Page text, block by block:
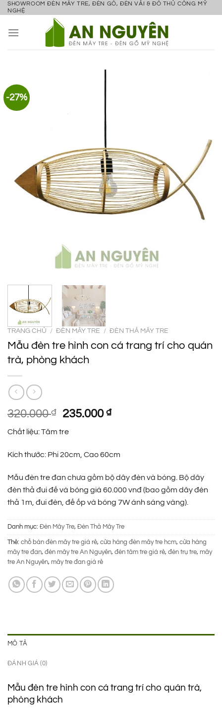
Bỏ
nội
SHOWROOM ĐÈN MÂY TRE, ĐÈN GỖ, ĐÈN VẢI & ĐỒ THỦ CÔNG MỸ
NGHỆ
-27%
TRANG CHỦ / ĐÈN MÂY TRE / ĐÈN THẢ MÂY TRE
Mẫu đèn tre hình con cá trang trí cho quán
trà, phòng khách
320.000₫
Giá
là:
320.000 ₫.
235.000₫Giá
235.000 ₫.
Chất liệu: Tăm tre
Kích thước: Phi 20cm, Cao 60cm
Mẫu đèn tre đan chưa gồm bộ dây đèn và bóng. Bộ dây
đèn thả đui đế và bóng giá 60.000 vnđ (bao gồm dây đèn
thả 1m, đui đèn, đế ốp và bóng 7W ánh sáng vàng).
Danh mục: Đèn Mây Tre, Đèn Thả Mây Tre
Thẻ: chỗ bán đèn mây tre giá rẻ, cửa hàng đèn mây tre hcm, cửa hàng
mây tre đan, đèn mây tre An Nguyên, đèn tăm tre giá rẻ, đèn trụ tre, mây
tre An Nguyên, mây tre đan giá rẻ
MÔ TẢ
ĐÁNH GIÁ (0)
Mẫu đèn tre hình con cá trang trí cho quán trà,
phòng khách